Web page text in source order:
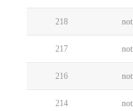
218
217
216
214